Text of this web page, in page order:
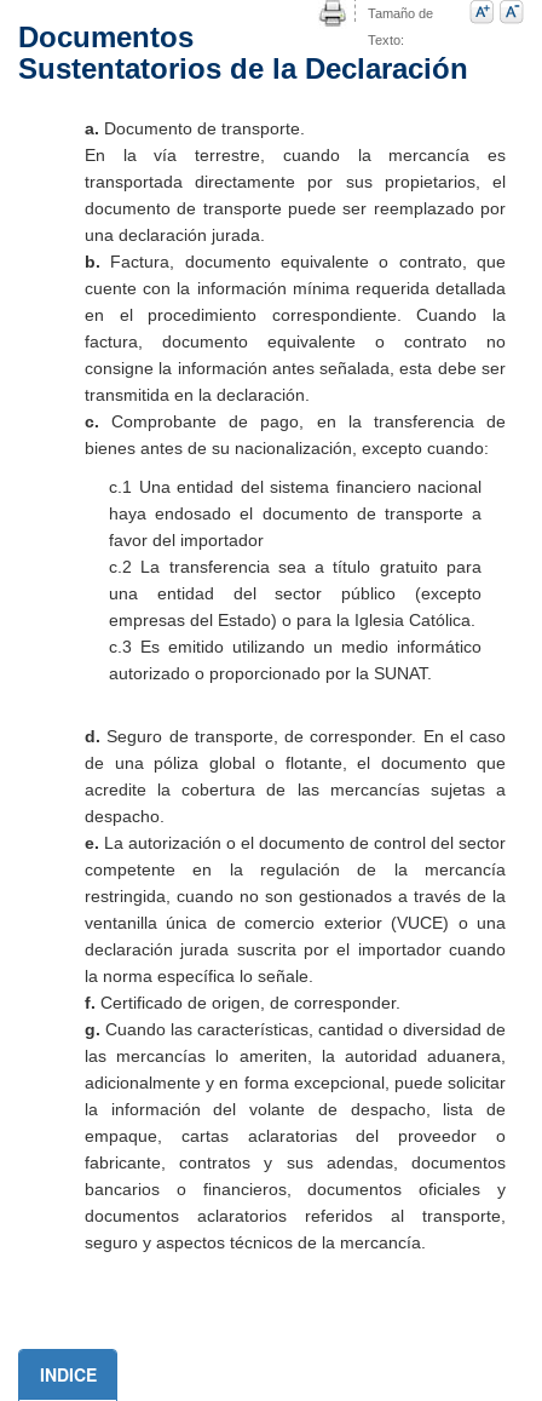
Tamaño de
Texto:
Documentos
Sustentatorios de la Declaración
a. Documento de transporte.
En la vía terrestre, cuando la mercancía es
transportada directamente por sus propietarios, el
documento de transporte puede ser reemplazado por
una declaración jurada.
b. Factura, documento equivalente o contrato, que
cuente con la información mínima requerida detallada
en el procedimiento correspondiente. Cuando la
factura, documento equivalente o contrato no
consigne la información antes señalada, esta debe ser
transmitida en la declaración.
c. Comprobante de pago, en la transferencia de
bienes antes de su nacionalización, excepto cuando:
c.1 Una entidad del sistema financiero nacional
haya endosado el documento de transporte a
favor del importador
c.2 La transferencia sea a título gratuito para
una entidad del sector público (excepto
empresas del Estado) o para la Iglesia Católica.
c.3 Es emitido utilizando un medio informático
autorizado o proporcionado por la SUNAT.
d. Seguro de transporte, de corresponder. En el caso
de una póliza global o flotante, el documento que
acredite la cobertura de las mercancías sujetas a
despacho.
e. La autorización o el documento de control del sector
competente en la regulación de la mercancía
restringida, cuando no son gestionados a través de la
ventanilla única de comercio exterior (VUCE) o una
declaración jurada suscrita por el importador cuando
la norma específica lo señale.
f. Certificado de origen, de corresponder.
g. Cuando las características, cantidad o diversidad de
las mercancías lo ameriten, la autoridad aduanera,
adicionalmente y en forma excepcional, puede solicitar
la información del volante de despacho, lista de
empaque, cartas aclaratorias del proveedor o
fabricante, contratos y sus adendas, documentos
bancarios o financieros, documentos oficiales y
documentos aclaratorios referidos al transporte,
seguro y aspectos técnicos de la mercancía.
INDICE